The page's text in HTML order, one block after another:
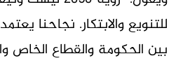
للتنويع والابتكار. نجاحنا
بين الحكومة والقطاع الخاص